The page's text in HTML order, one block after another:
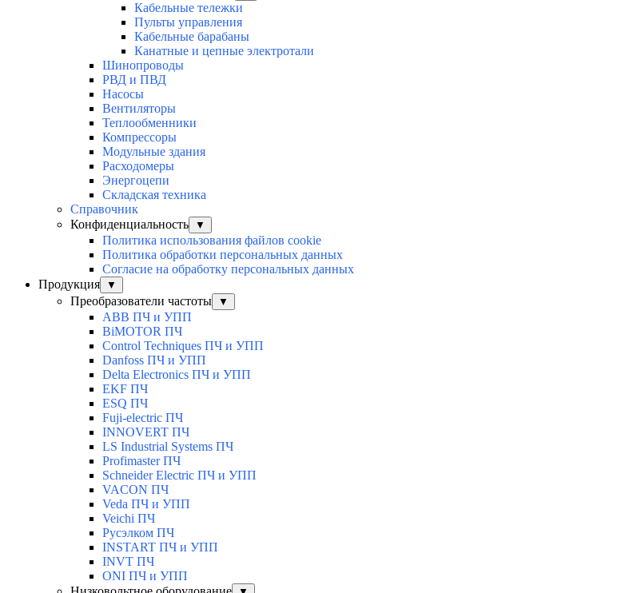
Кабельные тележки
Пульты управления
Кабельные барабаны
Канатные и цепные электротали
Шинопроводы
РВД и ПВД
Насосы
Вентиляторы
Теплообменники
Компрессоры
Модульные здания
Расходомеры
Энергоцепи
Складская техника
Справочник
Конфиденциальность
▼
Политика использования файлов cookie
Политика обработки персональных данных
Согласие на обработку персональных данных
Продукция
▼
Преобразователи частоты ▼
ABB ПЧ и УПП
BiMOTOR ПЧ
Control Techniques ПЧ и УПП
Danfoss ПЧ и УПП
Delta Electronics ПЧ и УПП
EKF ПЧ
ESQ ПЧ
Fuji-electric ПЧ
INNOVERT ПЧ
LS Industrial Systems ПЧ
Profimaster ПЧ
Schneider Electric ПЧ и УПП
VACON ПЧ
Veda ПЧ и УПП
Veichi ПЧ
Русэлком ПЧ
INSTART ПЧ и УПП
INVT ПЧ
ONI ПЧ и УПП